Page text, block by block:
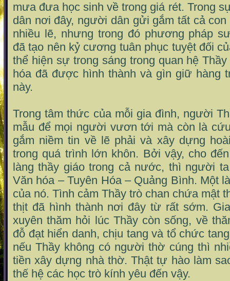
mưa đưa học sinh về trong giá rét. Trong
dân nơi đây, người dân gửi gắm tất cả
nhiều lẽ, nhưng trong đó phương pháp
đã tạo nên kỷ cương tuân phục tuyệt đối
thể hiện sự trong sáng trong quan hệ
hóa đã được hình thành và gìn giữ hàng
này.
Trong tâm thức của mỗi gia đình, người
mẫu để mọi người vươn tới mà còn là
gắm niềm tin về lẽ phải và xây dựng
trong quá trình lớn khôn. Bởi vậy, cho
làng thầy giáo trong cả nước, thì người
Văn hóa – Tuyên Hóa – Quảng Bình. Một
của nó. Tình cảm Thầy trò chan chứa mật
thịt đã hình thành nơi đây từ rất sớm.
xuyên thăm hỏi lúc Thầy còn sống, về
đỗ đạt hiển danh, chịu tang và tổ chức
nếu Thầy không có người thờ cúng thì
tiền xây dựng nhà thờ. Thật tự hào làm
thế hệ các học trò kính yêu đến vậy.